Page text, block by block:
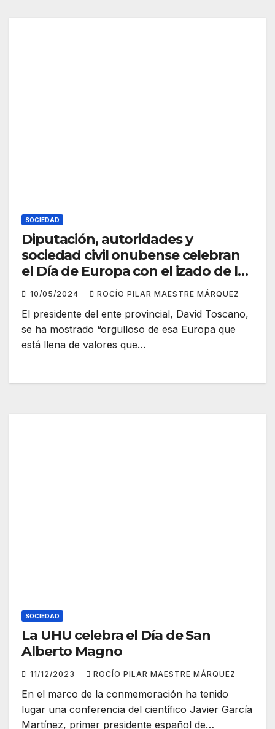
SOCIEDAD
Diputación, autoridades y
sociedad civil onubense celebran
el Día de Europa con el izado de la
bandera de la Unión Europea
10/05/2024 ROCÍO PILAR MAESTRE MÁRQUEZ
El presidente del ente provincial, David Toscano,
se ha mostrado “orgulloso de esa Europa que
está llena de valores que…
SOCIEDAD
La UHU celebra el Día de San
Alberto Magno
11/12/2023 ROCÍO PILAR MAESTRE MÁRQUEZ
En el marco de la conmemoración ha tenido
lugar una conferencia del científico Javier García
Martínez, primer presidente español de…